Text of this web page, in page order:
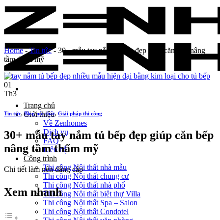
Skip
content
Trang chủ
Giới thiệu
Về Zenhomes
Dịch vụ
FAQ
Liên hệ
Công trình
Thi công Nội thất nhà mẫu
Thi công Nội thất chung cư
Thi công Nội thất nhà phố
Thi công Nội thất biệt thự Villa
Thi công Nội thất Spa – Salon
Thi công Nội thất Condotel
Home-Tin tức-30+ mẫu tay nắm tủ bếp đẹp giúp căn bếp nâng
tầm thẩm mỹ
01
Th3
Tin tức,Blog nội thất, Giải pháp thi công
30+ mẫu tay nắm tủ bếp đẹp giúp căn bếp
nâng tầm thẩm mỹ
Chi tiết làm nên đẳng cấp
Xem nhanh